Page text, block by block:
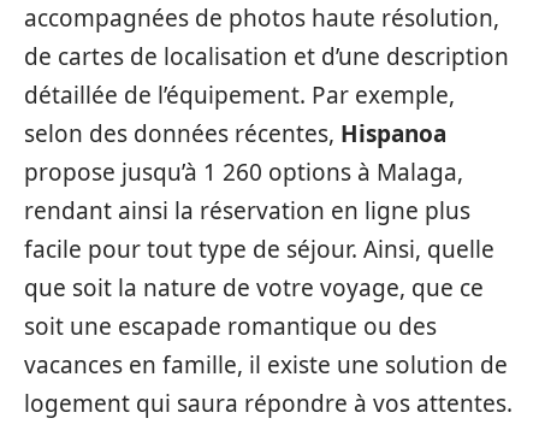
accompagnées de photos haute résolution,
de cartes de localisation et d’une description
détaillée de l’équipement. Par exemple,
selon des données récentes, Hispanoa
propose jusqu’à 1 260 options à Malaga,
rendant ainsi la réservation en ligne plus
facile pour tout type de séjour. Ainsi, quelle
que soit la nature de votre voyage, que ce
soit une escapade romantique ou des
vacances en famille, il existe une solution de
logement qui saura répondre à vos attentes.